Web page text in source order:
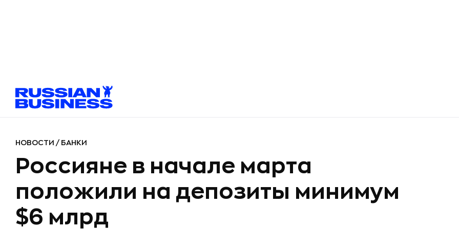
НОВОСТИ / БАНКИ
Россияне в начале марта
положили на депозиты минимум
$6 млрд